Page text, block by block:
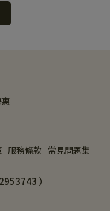
服務條款 常見問題集
）